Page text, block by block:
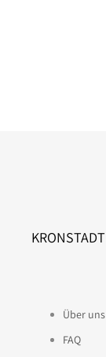
KRONSTADT
Über uns
FAQ